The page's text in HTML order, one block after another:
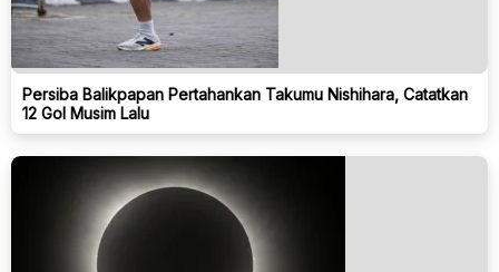
Persiba Balikpapan Pertahankan Takumu Nishihara, Catatkan
12 Gol Musim Lalu